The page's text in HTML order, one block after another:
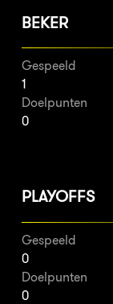
BEKER
Gespeeld
1
Doelpunten
0
PLAYOFFS
Gespeeld
0
Doelpunten
0